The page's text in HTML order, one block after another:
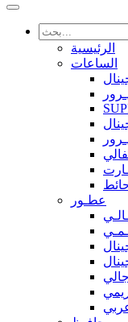
الرئيسية
الساعات
عطـور